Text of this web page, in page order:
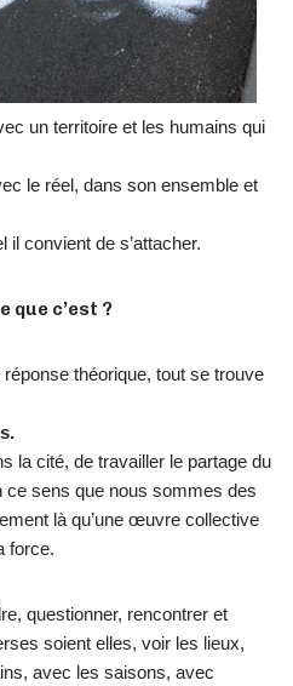
un territoire et les humains qui
le réel, dans son ensemble et
il convient de s’attacher.
que c’est ?
théorique, tout se trouve
la cité, de travailler le partage du
ce sens que nous sommes des
là qu’une œuvre collective
force.
questionner, rencontrer et
soient elles, voir les lieux,
avec les saisons, avec